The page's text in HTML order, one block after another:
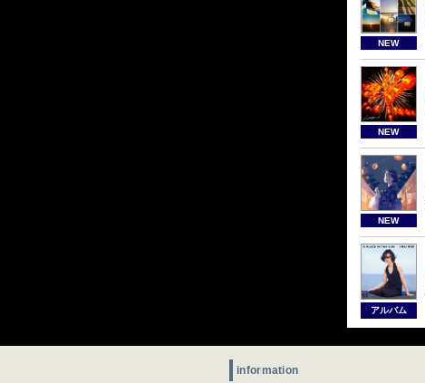
NEW
NEW
NEW
アルバム
information